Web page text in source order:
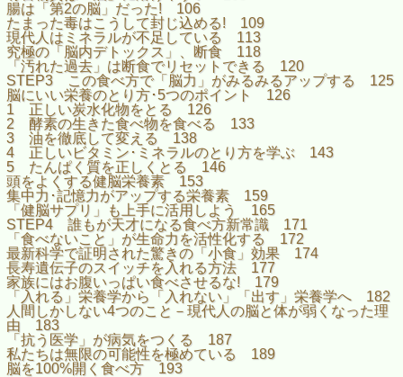
腸は「第2の脳」だった! 106
たまった毒はこうして封じ込める! 109
現代人はミネラルが不足している 113
究極の「脳内デトックス」、断食 118
「汚れた過去」は断食でリセットできる 120
STEP3 この食べ方で「脳力」がみるみるアップする 125
脳にいい栄養のとり方･5つのポイント 126
1 正しい炭水化物をとる 126
2 酵素の生きた食べ物を食べる 133
3 油を徹底して変える 138
4 正しいビタミン･ミネラルのとり方を学ぶ 143
5 たんぱく質を正しくとる 146
頭をよくする健脳栄養素 153
集中力･記憶力がアップする栄養素 159
「健脳サプリ」も上手に活用しよう 165
STEP4 誰もが天才になる食べ方新常識 171
「食べないこと」が生命力を活性化する 172
最新科学で証明された驚きの「小食」効果 174
長寿遺伝子のスイッチを入れる方法 177
家族にはお腹いっぱい食べさせるな! 179
「入れる」栄養学から「入れない」「出す」栄養学へ 182
人間しかしない4つのこと－現代人の脳と体が弱くなった理
由 183
「抗う医学」が病気をつくる 187
私たちは無限の可能性を極めている 189
脳を100%開く食べ方 193